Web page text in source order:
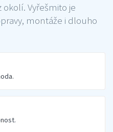
Vyřešmito je
montáže i dlouho